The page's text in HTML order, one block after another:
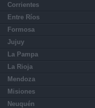
Corrientes
Entre Ríos
Formosa
Jujuy
La Pampa
La Rioja
Mendoza
Misiones
Neuquén